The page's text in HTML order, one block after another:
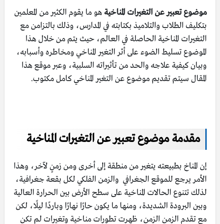
موضوع تعبير عن التغيرات المناخيةهو ما يقوم الكثير من المعلمين
بتكليف الطلاب والتلاميذ بكتابته في المدارس، وذلك بالتزامن مع
التغيرات المناخية الحاصلة في العالم، حيث يتم من خلال هذا
الموضوع تسليط الضوء على أثر التغير المناخي ومخاطره وأسبابه،
وبيان كيفية علاجه والحد من تأثيراته السلبية، وعبر موقع هذا
المقال سيتم تقديم موضوع عن التغير المناخي كامل مكتوب.
مقدمة موضوع تعبير عن التغيرات المناخية
إن المناخ بطبيعته يتغير من منطقة إلى أخرى ومن زمنٍ لآخر، وهذا
الأمر يرجع للموقع الجغرافي والزمن الفلكي لكل بقعة جغرافية،
لذلك تتنوع الحالات المناخية على سطح الأرض بين الحرارة العالية
وبين البرودة الشديدة، ومنها ما يكون حارًا نهارًا وباردًا ليلًا، لكن
مع تقدم الزمن الزمن، ظهرت تطورات مناخية وتغيرات لم تكن